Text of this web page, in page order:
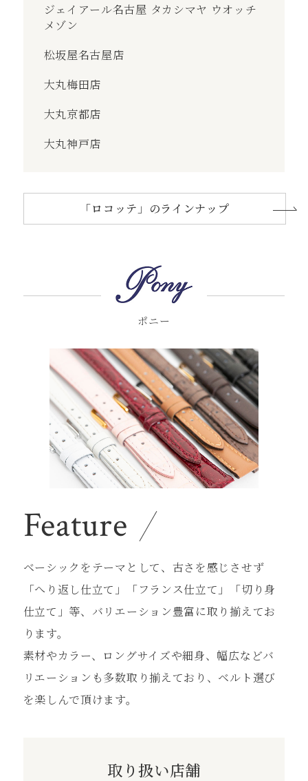
ジェイアール名古屋 タカシマヤ ウオッチ
メゾン
松坂屋名古屋店
大丸梅田店
大丸京都店
大丸神戸店
「ロコッテ」のラインナップ
ポニー
Feature
ベーシックをテーマとして、古さを感じさせず
「へり返し仕⽴て」「フランス仕⽴て」「切り⾝
仕⽴て」等、バリエーション豊富に取り揃えてお
ります。
素材やカラー、ロングサイズや細⾝、幅広などバ
リエーションも多数取り揃えており、ベルト選び
を楽しんで頂けます。
取り扱い店舗